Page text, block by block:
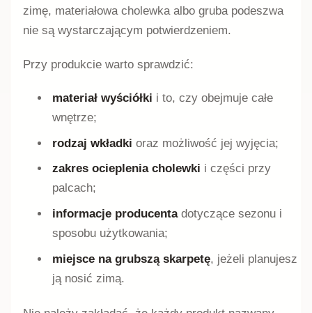
zimę, materiałowa cholewka albo gruba podeszwa
nie są wystarczającym potwierdzeniem.
Przy produkcie warto sprawdzić:
materiał wyściółki i to, czy obejmuje całe
wnętrze;
rodzaj wkładki oraz możliwość jej wyjęcia;
zakres ocieplenia cholewki i części przy
palcach;
informacje producentadotyczące sezonu i
sposobu użytkowania;
miejsce na grubszą skarpetę , jeżeli planujesz
ją nosić zimą.